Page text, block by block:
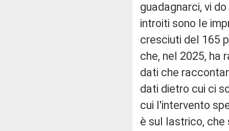
guadagnarci, vi
introiti sono le
cresciuti del 165
che, nel 2025, ha
dati che
dati dietro cui ci
cui l'intervento
è sul lastrico,